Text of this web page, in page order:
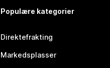
Populære kategorier
Direktefrakting
Markedsplasser